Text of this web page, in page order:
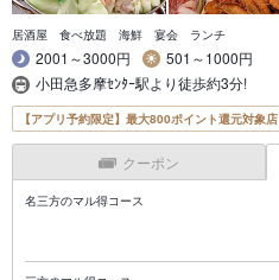
居酒屋 食べ放題 海鮮 宴会 ランチ
2001～3000円
501～1000円
小田急多摩ｾﾝﾀｰ駅より徒歩約3分!
【アプリ予約限定】最大800ポイント還元対象店
クーポン
名三方のマル得コース